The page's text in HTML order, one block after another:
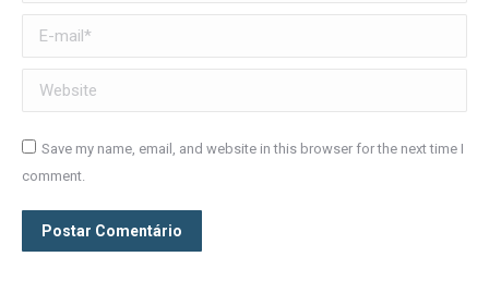
E-mail *
Website
Save my name, email, and website in this browser for the next time I
comment.
Postar Comentário